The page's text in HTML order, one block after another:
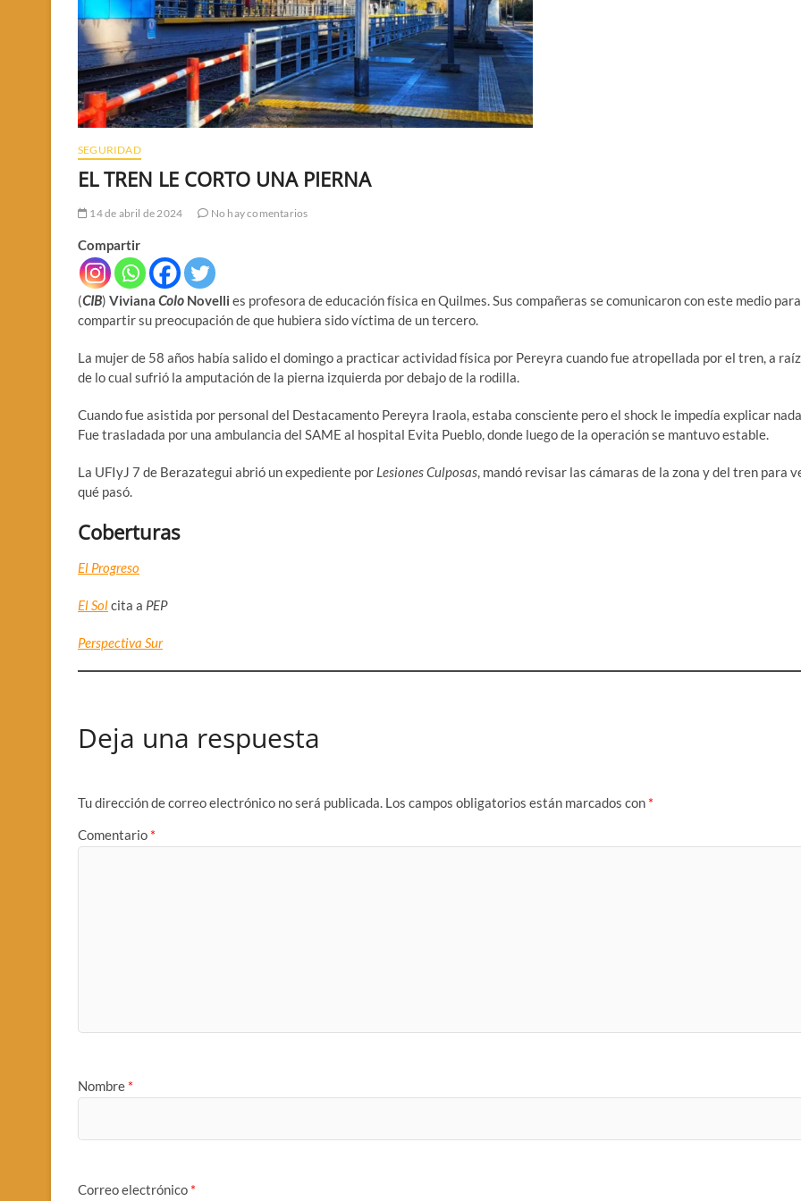
SEGURIDAD
EL TREN LE CORTO UNA PIERNA
14 de abril de 2024 No hay comentarios
Compartir
(CIB) Viviana Colo Novelli es profesora de educación física en Quilmes. Sus compañeras se comunicaron con este medio para
compartir su preocupación de que hubiera sido víctima de un tercero.
La mujer de 58 años había salido el domingo a practicar actividad física por Pereyra cuando fue atropellada por el tren, a raíz
de lo cual sufrió la amputación de la pierna izquierda por debajo de la rodilla.
Cuando fue asistida por personal del Destacamento Pereyra Iraola, estaba consciente pero el shock le impedía explicar
Fue trasladada por una ambulancia del SAME al hospital Evita Pueblo, donde luego de la operación se mantuvo estable.
La UFIyJ 7 de Berazategui abrió un expediente por Lesiones Culposas, mandó revisar las cámaras de la zona y del tren para
qué pasó.
Coberturas
El Progreso
El Solcita a PEP
Perspectiva Sur
Deja una respuesta
Tu dirección de correo electrónico no será publicada. Los campos obligatorios están marcados con *
Comentario *
Nombre *
Correo electrónico *